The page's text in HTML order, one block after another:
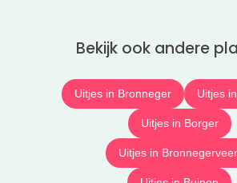
Bekijk ook andere
Uitjes in Bronneger Uitjes
Uitjes in Borger
Uitjes in